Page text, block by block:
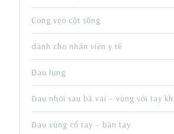
Cong vẹo cột sống
dành cho nhân viên y tế
Đau lưng
Đau nhói sau bả vai – vùng với tay
Đau vùng cổ tay – bàn tay